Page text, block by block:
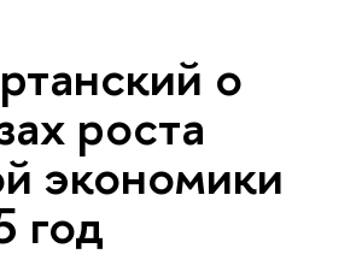
о
роста
экономики
год